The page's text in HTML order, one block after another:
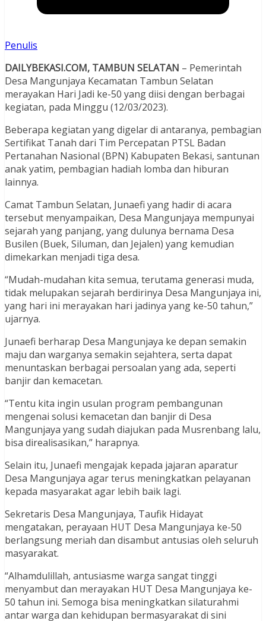
Penulis
DAILYBEKASI.COM, TAMBUN SELATAN – Pemerintah
Desa Mangunjaya Kecamatan Tambun Selatan
merayakan Hari Jadi ke-50 yang diisi dengan berbagai
kegiatan, pada Minggu (12/03/2023).
Beberapa kegiatan yang digelar di antaranya, pembagian
Sertifikat Tanah dari Tim Percepatan PTSL Badan
Pertanahan Nasional (BPN) Kabupaten Bekasi, santunan
anak yatim, pembagian hadiah lomba dan hiburan
lainnya.
Camat Tambun Selatan, Junaefi yang hadir di acara
tersebut menyampaikan, Desa Mangunjaya mempunyai
sejarah yang panjang, yang dulunya bernama Desa
Busilen (Buek, Siluman, dan Jejalen) yang kemudian
dimekarkan menjadi tiga desa.
“Mudah-mudahan kita semua, terutama generasi muda,
tidak melupakan sejarah berdirinya Desa Mangunjaya ini,
yang hari ini merayakan hari jadinya yang ke-50 tahun,”
ujarnya.
Junaefi berharap Desa Mangunjaya ke depan semakin
maju dan warganya semakin sejahtera, serta dapat
menuntaskan berbagai persoalan yang ada, seperti
banjir dan kemacetan.
“Tentu kita ingin usulan program pembangunan
mengenai solusi kemacetan dan banjir di Desa
Mangunjaya yang sudah diajukan pada Musrenbang lalu,
bisa direalisasikan,” harapnya.
Selain itu, Junaefi mengajak kepada jajaran aparatur
Desa Mangunjaya agar terus meningkatkan pelayanan
kepada masyarakat agar lebih baik lagi.
Sekretaris Desa Mangunjaya, Taufik Hidayat
mengatakan, perayaan HUT Desa Mangunjaya ke-50
berlangsung meriah dan disambut antusias oleh seluruh
masyarakat.
“Alhamdulillah, antusiasme warga sangat tinggi
menyambut dan merayakan HUT Desa Mangunjaya ke-
50 tahun ini. Semoga bisa meningkatkan silaturahmi
antar warga dan kehidupan bermasyarakat di sini